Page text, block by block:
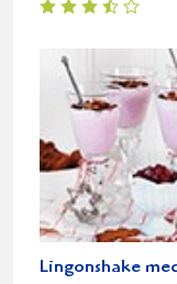
Lingonshake